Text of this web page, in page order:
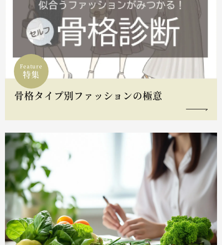
Feature
特集
骨格タイプ別ファッションの極意